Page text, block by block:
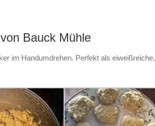
Bauck Mühle
im Handumdrehen. Perfekt als eiweißreiche,